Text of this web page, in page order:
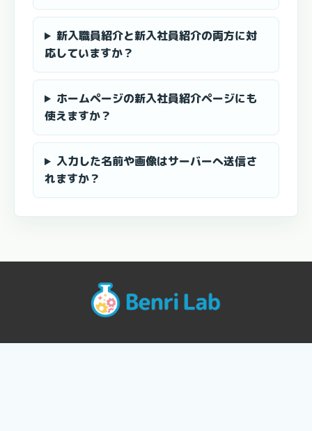
新入職員紹介と新入社員紹介の両方に対
応していますか？
ホームページの新入社員紹介ページにも
使えますか？
入力した名前や画像はサーバーへ送信さ
れますか？